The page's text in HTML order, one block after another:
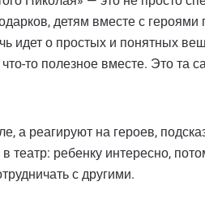
детям вместе с
идет о простых и понятных
то полезное вместе. Это та
реагируют на героев,
ребенку интересно,
с другими.